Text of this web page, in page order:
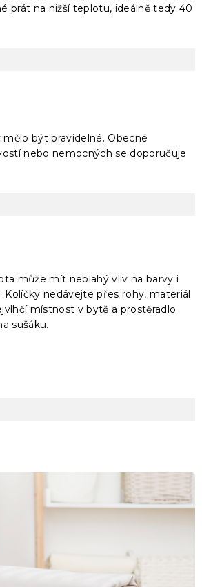
prát na nižší teplotu, ideálně tedy 40
být pravidelné. Obecné
nebo nemocných se doporučuje
může mít neblahý vliv na barvy i
Kolíčky nedávejte přes rohy, materiál
místnost v bytě a prostěradlo
sušáku.